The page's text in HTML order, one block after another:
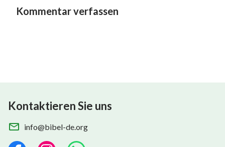
Kommentar verfassen
Kontaktieren Sie uns
info@bibel-de.org